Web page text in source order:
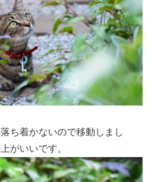
ち着かないので移動しまし
がいいです。